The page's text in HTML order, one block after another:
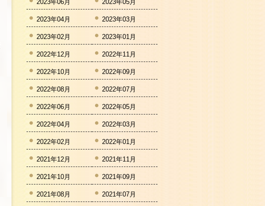
2023年06月 2023年05月
2023年04月 2023年03月
2023年02月 2023年01月
2022年12月 2022年11月
2022年10月 2022年09月
2022年08月 2022年07月
2022年06月 2022年05月
2022年04月 2022年03月
2022年02月 2022年01月
2021年12月 2021年11月
2021年10月 2021年09月
2021年08月 2021年07月